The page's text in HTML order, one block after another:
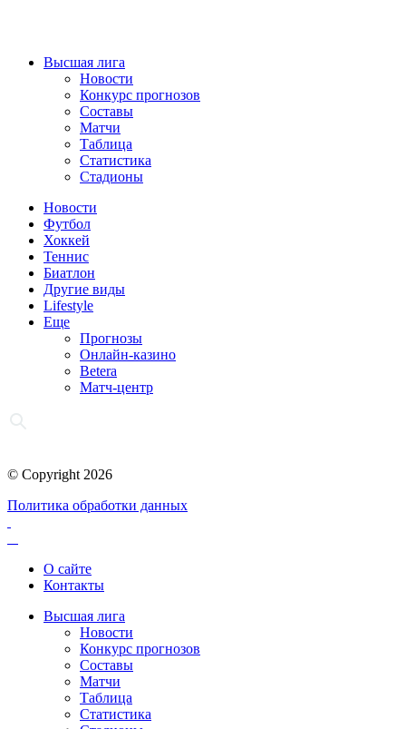
Высшая лига
Новости
Конкурс прогнозов
Составы
Матчи
Таблица
Статистика
Стадионы
Новости
Футбол
Хоккей
Теннис
Биатлон
Другие виды
Lifestyle
Еще
Прогнозы
Онлайн-казино
Betera
Матч-центр
© Copyright 2026
Политика обработки данных
О сайте
Контакты
Высшая лига
Новости
Конкурс прогнозов
Составы
Матчи
Таблица
Статистика